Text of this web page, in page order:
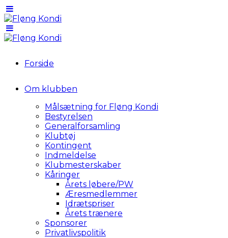
Forside
Om klubben
Målsætning for Fløng Kondi
Bestyrelsen
Generalforsamling
Klubtøj
Kontingent
Indmeldelse
Klubmesterskaber
Kåringer
Årets løbere/PW
Æresmedlemmer
Idrætspriser
Årets trænere
Sponsorer
Privatlivspolitik